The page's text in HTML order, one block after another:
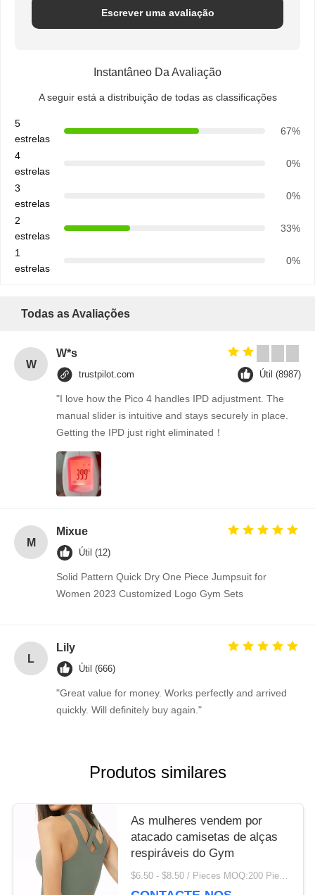
Escrever uma avaliação
Instantâneo Da Avaliação
A seguir está a distribuição de todas as classificações
5
estrelas
67%
4
estrelas
0%
3
estrelas
0%
2
estrelas
33%
1
estrelas
0%
Todas as Avaliações
W
W*s
trustpilot.com Útil (8987)
"I love how the Pico 4 handles IPD adjustment. The
manual slider is intuitive and stays securely in place.
Getting the IPD just right eliminated！
M
Mixue
Útil (12)
Solid Pattern Quick Dry One Piece Jumpsuit for
Women 2023 Customized Logo Gym Sets
L
Lily
Útil (666)
"Great value for money. Works perfectly and arrived
quickly. Will definitely buy again."
Produtos similares
As mulheres vendem por
atacado camisetas de alças
respiráveis do Gym